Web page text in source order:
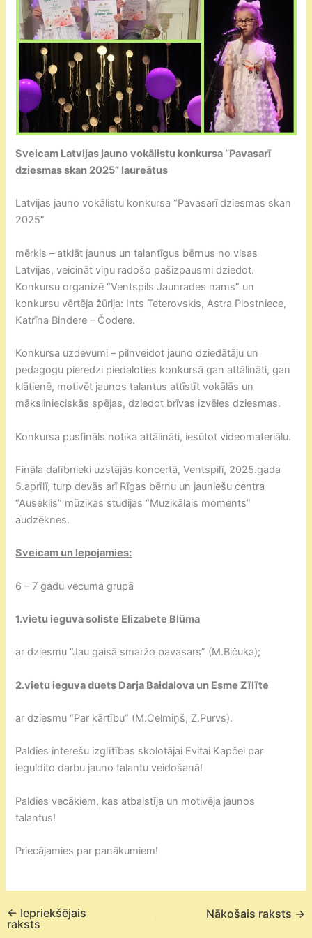
Sveicam Latvijas jauno vokālistu konkursa “Pavasarī
dziesmas skan 2025” laureātus
Latvijas jauno vokālistu konkursa “Pavasarī dziesmas skan
2025”
mērķis – atklāt jaunus un talantīgus bērnus no visas
Latvijas, veicināt viņu radošo pašizpausmi dziedot.
Konkursu organizē “Ventspils Jaunrades nams” un
konkursu vērtēja žūrija: Ints Teterovskis, Astra Plostniece,
Katrīna Bindere – Čodere.
Konkursa uzdevumi – pilnveidot jauno dziedātāju un
pedagogu pieredzi piedaloties konkursā gan attālināti, gan
klātienē, motivēt jaunos talantus attīstīt vokālās un
mākslinieciskās spējas, dziedot brīvas izvēles dziesmas.
Konkursa pusfināls notika attālināti, iesūtot videomateriālu.
Fināla dalībnieki uzstājās koncertā, Ventspilī, 2025.gada
5.aprīlī, turp devās arī Rīgas bērnu un jauniešu centra
“Auseklis” mūzikas studijas “Muzikālais moments”
audzēknes.
Sveicam un lepojamies:
6 – 7 gadu vecuma grupā
1.vietu ieguva soliste Elizabete Blūma
ar dziesmu “Jau gaisā smaržo pavasars” (M.Bičuka);
2.vietu ieguva duets Darja Baidalova un Esme Zīlīte
ar dziesmu “Par kārtību” (M.Celmiņš, Z.Purvs).
Paldies interešu izglītības skolotājai Evitai Kapčei par
ieguldito darbu jauno talantu veidošanā!
Paldies vecākiem, kas atbalstīja un motivēja jaunos
talantus!
Priecājamies par panākumiem!
← Iepriekšējais
raksts
Nākošais raksts →